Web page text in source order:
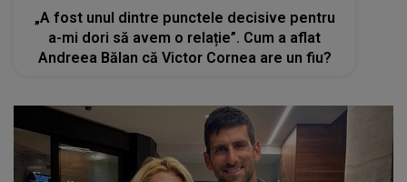
„A fost unul dintre punctele decisive pentru
a-mi dori să avem o relație”. Cum a aflat
Andreea Bălan că Victor Cornea are un fiu?